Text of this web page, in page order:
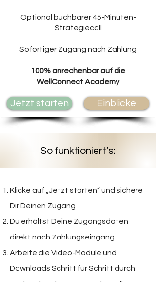
Optional buchbarer 45-Minuten-
Strategiecall
Sofortiger Zugang nach Zahlung
100% anrechenbar auf die
WellConnect Academy
Jetzt starten Einblicke
So funktioniert’s:
Klicke auf „Jetzt starten“ und sichere
Dir Deinen Zugang
Du erhältst Deine Zugangsdaten
direkt nach Zahlungseingang
Arbeite die Video-Module und
Downloads Schritt für Schritt durch